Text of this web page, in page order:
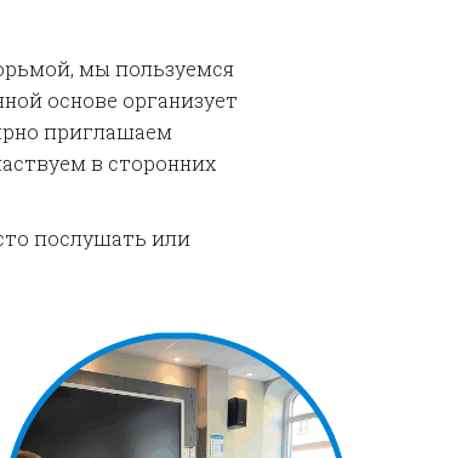
мы пользуемся
основе организует
приглашаем
в сторонних
послушать или